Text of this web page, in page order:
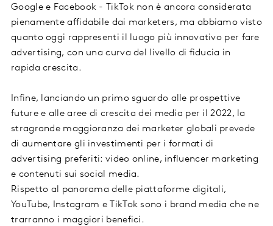
Google e Facebook - TikTok non è ancora considerata
pienamente affidabile dai marketers, ma abbiamo visto
quanto oggi rappresenti il luogo più innovativo per fare
advertising, con una curva del livello di fiducia in
rapida crescita.
Infine, lanciando un primo sguardo alle prospettive
future e alle aree di crescita dei media per il 2022, la
stragrande maggioranza dei marketer globali prevede
di aumentare gli investimenti per i formati di
advertising preferiti: video online, influencer marketing
e contenuti sui social media.
Rispetto al panorama delle piattaforme digitali,
YouTube, Instagram e TikTok sono i brand media che ne
trarranno i maggiori benefici.